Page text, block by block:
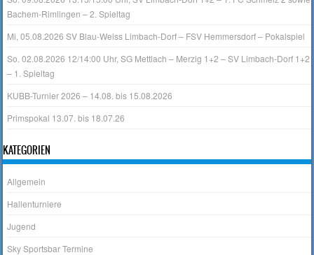
Bachem-Rimlingen – 2. Spieltag
Mi, 05.08.2026 SV Blau-Weiss Limbach-Dorf – FSV Hemmersdorf – Pokalspiel
So. 02.08.2026 12/14:00 Uhr, SG Mettlach – Merzig 1+2 – SV Limbach-Dorf 1+2
– 1. Spieltag
KUBB-Turnier 2026 – 14.08. bis 15.08.2026
Primspokal 13.07. bis 18.07.26
KATEGORIEN
Allgemein
Hallenturniere
Jugend
Sky Sportsbar Termine